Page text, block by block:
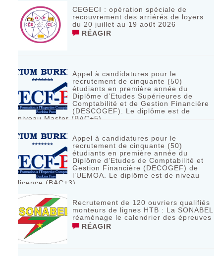
CEGECI : opération spéciale de
recouvrement des arriérés de loyers
du 20 juillet au 19 août 2026
RÉAGIR
Appel à candidatures pour le
recrutement de cinquante (50)
étudiants en première année du
Diplôme d’Etudes Supérieures de
Comptabilité et de Gestion Financière
(DESCOGEF). Le diplôme est de
niveau Master (BAC+5)
Appel à candidatures pour le
recrutement de cinquante (50)
étudiants en première année du
Diplôme d’Etudes de Comptabilité et
Gestion Financière (DECOGEF) de
l’UEMOA. Le diplôme est de niveau
licence (BAC+3)
Recrutement de 120 ouvriers qualifiés
monteurs de lignes HTB : La SONABEL
réaménage le calendrier des épreuves
RÉAGIR